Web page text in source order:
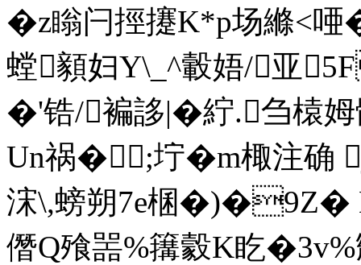
�z瞈闩挳攓K*p场縧<
螳顡妇Y\_^轂娪/亚
�'锆/褊誃|�紵.刍榬姆
Un祸�;坾�m棷注确
浨\,螃朔7e棞�)�9Z�
僭Q飱噐%簼豰K盵